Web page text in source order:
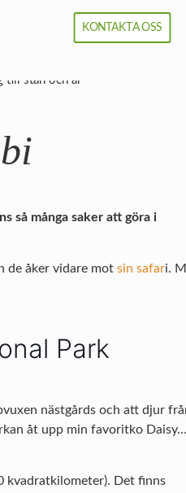
KONTAKTA OSS
så många saker att göra i
de åker vidare mot sin safari.
Park
nästgårds och att djur
åt upp min favoritko Daisy…
kvadratkilometer). Det finns